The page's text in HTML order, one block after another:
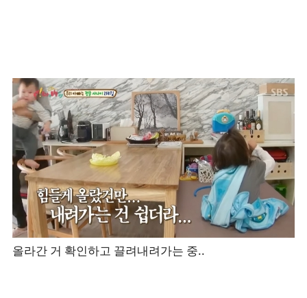
올라간 거 확인하고 끌려내려가는 중..